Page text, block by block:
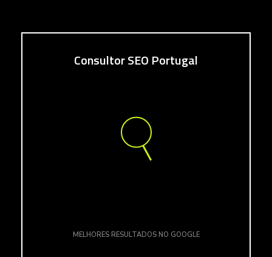
Consultor SEO Portugal
MELHORES RESULTADOS NO GOOGLE